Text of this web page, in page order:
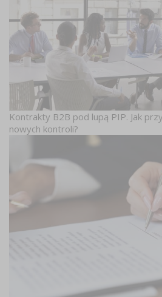
Kontrakty B2B pod lupą PIP. Jak
nowych kontroli?